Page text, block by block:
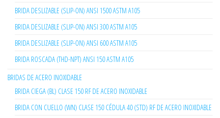
BRIDA DESLIZABLE (SLIP-ON) ANSI 1500 ASTM A105
BRIDA DESLIZABLE (SLIP-ON) ANSI 300 ASTM A105
BRIDA DESLIZABLE (SLIP-ON) ANSI 600 ASTM A105
BRIDA ROSCADA (THD-NPT) ANSI 150 ASTM A105
BRIDAS DE ACERO INOXIDABLE
BRIDA CIEGA (BL) CLASE 150 RF DE ACERO INOXIDABLE
BRIDA CON CUELLO (WN) CLASE 150 CÉDULA 40 (STD) RF DE ACERO INOXIDABLE